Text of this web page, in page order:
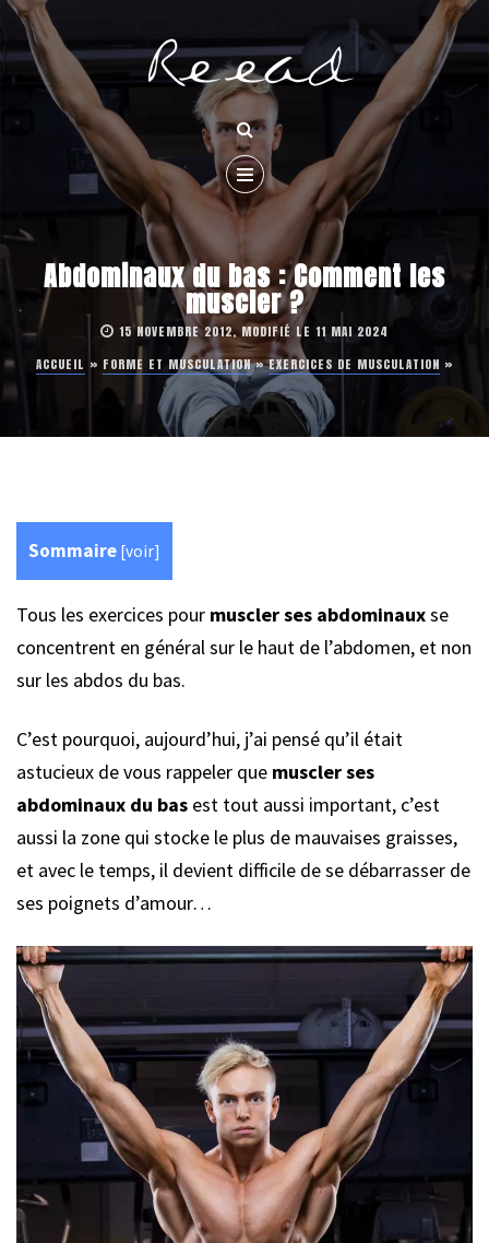
Abdominaux du bas : Comment les
muscler ?
15 NOVEMBRE 2012, MODIFIÉ LE 11 MAI 2024
ACCUEIL » FORME ET MUSCULATION»EXERCICES DE MUSCULATION »
Sommaire [voir]
Tous les exercices pour muscler ses abdominauxse
concentrent en général sur le haut de l’abdomen, et non
sur les abdos du bas.
C’est pourquoi, aujourd’hui, j’ai pensé qu’il était
astucieux de vous rappeler que muscler ses
abdominaux du bas est tout aussi important, c’est
aussi la zone qui stocke le plus de mauvaises graisses,
et avec le temps, il devient difficile de se débarrasser de
ses poignets d’amour…